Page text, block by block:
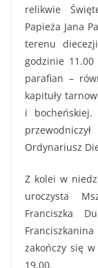
relikwie
Papieża Jana
terenu
godzinie 11.00
parafian –
kapituły
i
Ordynariusz
Z kolei w
uroczysta
Franciszka
zakończy się
19.00.